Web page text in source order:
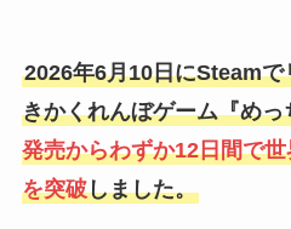
2026年6月10日にSteam
きかくれんぼゲーム『め
発売からわずか12日間で
を突破しました。